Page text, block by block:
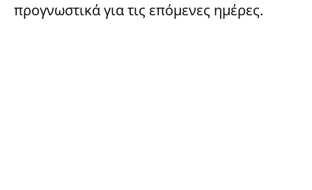
προγνωστικά για τις επόμενες ημέρες.